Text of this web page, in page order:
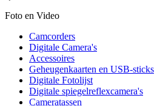
Foto en Video
Camcorders
Digitale Camera's
Accessoires
Geheugenkaarten en USB-sticks
Digitale Fotolijst
Digitale spiegelreflexcamera's
Cameratassen